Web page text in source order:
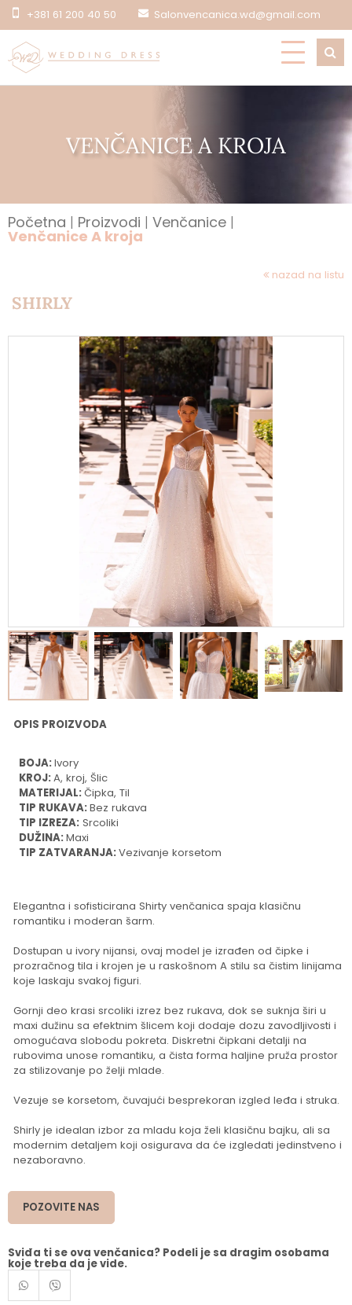
+381 61 200 40 50 Salonvencanica.wd@gmail.com
VENČANICE A KROJA
Početna Proizvodi Venčanice
Venčanice A kroja
nazad na listu
SHIRLY
OPIS PROIZVODA
BOJA:Ivory
KROJ:A, kroj, Šlic
MATERIJAL:Čipka, Til
TIP RUKAVA:Bez rukava
TIP IZREZA: Srcoliki
DUŽINA:Maxi
TIP ZATVARANJA:Vezivanje korsetom
Elegantna i sofisticirana Shirty venčanica spaja klasičnu
romantiku i moderan šarm.
Dostupan u ivory nijansi, ovaj model je izrađen od čipke i
prozračnog tila i krojen je u raskošnom A stilu sa čistim linijama
koje laskaju svakoj figuri.
Gornji deo krasi srcoliki izrez bez rukava, dok se suknja širi u
maxi dužinu sa efektnim šlicem koji dodaje dozu zavodljivosti i
omogućava slobodu pokreta. Diskretni čipkani detalji na
rubovima unose romantiku, a čista forma haljine pruža prostor
za stilizovanje po želji mlade.
Vezuje se korsetom, čuvajući besprekoran izgled leđa i struka.
Shirly je idealan izbor za mladu koja želi klasičnu bajku, ali sa
modernim detaljem koji osigurava da će izgledati jedinstveno i
nezaboravno.
POZOVITE NAS
Sviđa ti se ova venčanica? Podeli je sa dragim osobama
koje treba da je vide.